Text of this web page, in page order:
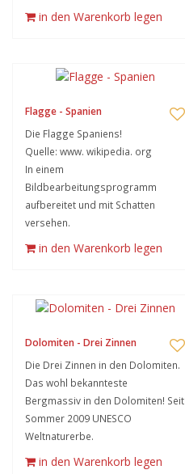
in den Warenkorb legen
Flagge - Spanien
Die Flagge Spaniens!
Quelle: www. wikipedia. org
In einem
Bildbearbeitungsprogramm
aufbereitet und mit Schatten
versehen.
in den Warenkorb legen
Dolomiten - Drei Zinnen
Die Drei Zinnen in den Dolomiten.
Das wohl bekannteste
Bergmassiv in den Dolomiten! Seit
Sommer 2009 UNESCO
Weltnaturerbe.
in den Warenkorb legen